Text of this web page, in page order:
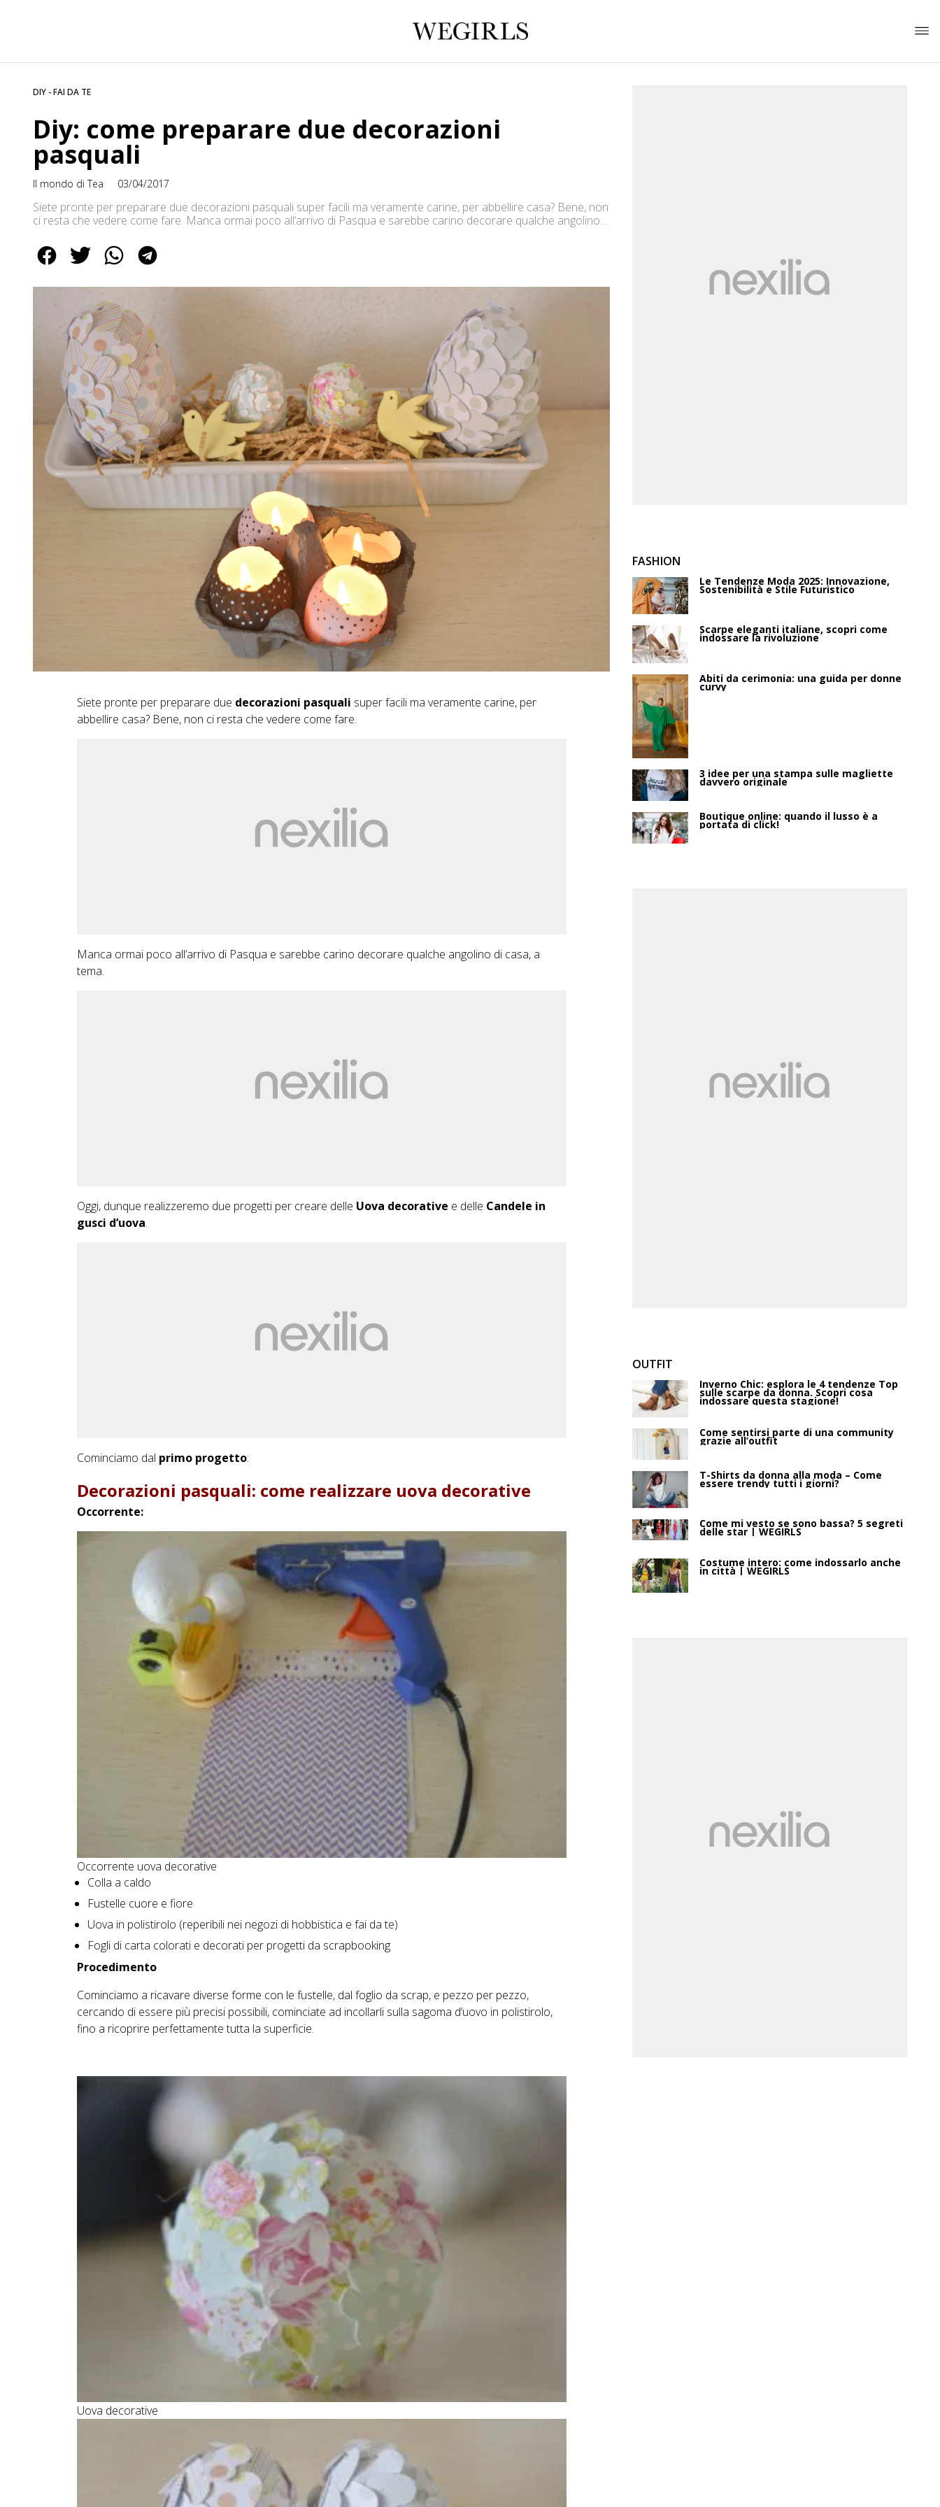
DIY - FAI DA TE
Diy: come preparare due decorazioni
pasquali
Il mondo di Tea 03/04/2017
Siete pronte per preparare due decorazioni pasquali super facili ma veramente carine, per abbellire casa? Bene, non
ci resta che vedere come fare. Manca ormai poco all’arrivo di Pasqua e sarebbe carino decorare qualche angolino
d’uova. Cominciamo […]
Siete pronte per preparare due decorazioni pasquali super facili ma veramente carine, per
abbellire casa? Bene, non ci resta che vedere come fare.
Manca ormai poco all’arrivo di Pasqua e sarebbe carino decorare qualche angolino di casa, a
tema.
Oggi, dunque realizzeremo due progetti per creare delle Uova decorative e delle Candele in
gusci d’uova.
Cominciamo dal primo progetto:
Decorazioni pasquali: come realizzare uova decorative
Occorrente:
Occorrente uova decorative
Colla a caldo
Fustelle cuore e fiore
Uova in polistirolo (reperibili nei negozi di hobbistica e fai da te)
Fogli di carta colorati e decorati per progetti da scrapbooking
Procedimento
Cominciamo a ricavare diverse forme con le fustelle, dal foglio da scrap, e pezzo per pezzo,
cercando di essere più precisi possibili, cominciate ad incollarli sulla sagoma d’uovo in polistirolo,
fino a ricoprire perfettamente tutta la superficie.
Uova decorative
FASHION
Le Tendenze Moda 2025: Innovazione,
Sostenibilità e Stile Futuristico
Scarpe eleganti italiane, scopri come
indossare la rivoluzione
Abiti da cerimonia: una guida per donne
curvy
3 idee per una stampa sulle magliette
davvero originale
Boutique online: quando il lusso è a
portata di click!
OUTFIT
Inverno Chic: esplora le 4 tendenze Top
sulle scarpe da donna. Scopri cosa
indossare questa stagione!
Come sentirsi parte di una community
grazie all’outfit
T-Shirts da donna alla moda – Come
essere trendy tutti i giorni?
Come mi vesto se sono bassa? 5 segreti
delle star | WEGIRLS
Costume intero: come indossarlo anche
in città | WEGIRLS